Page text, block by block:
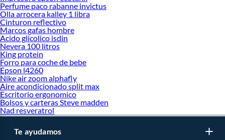
Perfume paco rabanne invictus
Olla arrocera kalley 1 libra
Cinturon reflectivo
Marcos gafas hombre
Acido glicolico isdin
Nevera 100 litros
King protein
Forro para coche de bebe
Epson l4260
Nike air zoom alphafly
Aire acondicionado split max
Escritorio ergonomico
Bolsos y carteras Steve madden
Nad resveratrol
Te ayudamos